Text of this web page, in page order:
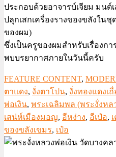
ประกอบด้วยอาจารบ์เจียม มนต์
ปลุกเสกเครื่องรางของขลังใน
ของผม)
ซึ่งเป็นครูของผมสำหรับเรื่องก
พบบรยากาศภายในวันนี้ครับ
FEATURE CONTENT,
ตาแดง, งั่งตาโปน, งั่งทองแดงเ
พ่อเงิน, พระเฉลิมพล (พระงั่งหล
เสน่ห์เมืองมอญ, อีหง่าง, อีเป๋อ,
ของขลังเขมร, เป๋อ